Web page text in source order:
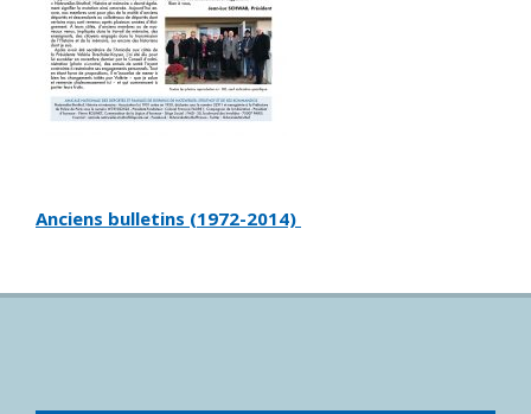
Anciens bulletins (1972-2014)